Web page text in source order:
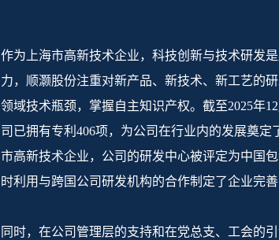
作为上海市高新技术企业，科技创新与技术研发
力，顺灏股份注重对新产品、新技术、新工艺的
领域技术瓶颈，掌握自主知识产权。截至2025年
司已拥有专利406项，为公司在行业内的发展奠定
市高新技术企业，公司的研发中心被评定为中国
时利用与跨国公司研发机构的合作制定了企业完善
同时，在公司管理层的支持和在党总支、工会的